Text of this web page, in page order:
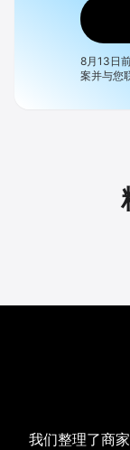
8月13日
案并与您
我们整理了商